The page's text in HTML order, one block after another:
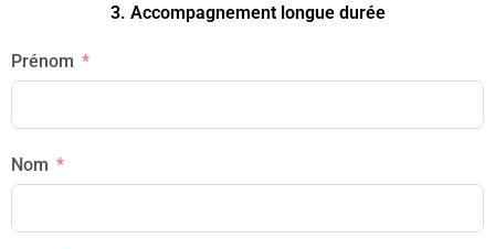
3. Accompagnement longue durée
Prénom
Nom